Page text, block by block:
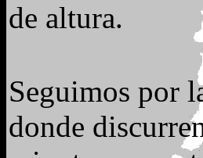
de altura.
Seguimos por
donde